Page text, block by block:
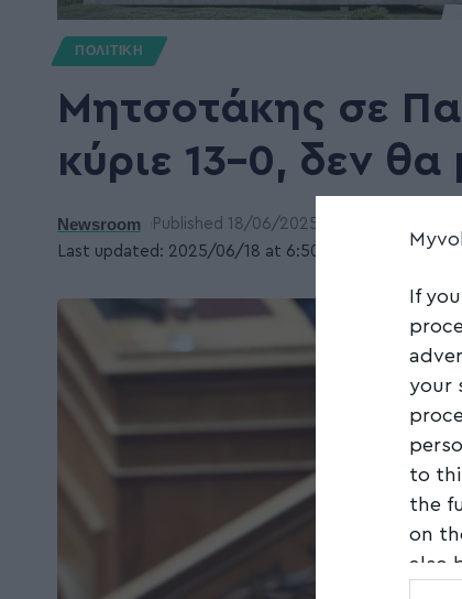
If
your
to
the
on
also
ΠΟΛΙΤΙΚΗ
Μητσοτάκης σε
κύριε 13-0, δεν θα
Last updated: 2025/06/18 at 6:50 ΜΜ
Newsroom Published 18/06/2025